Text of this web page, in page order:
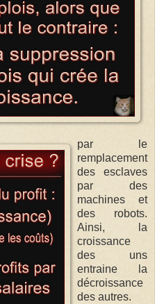
par le
remplacement
des esclaves
par des
machines et
des robots.
Ainsi, la
croissance
des uns
entraine la
décroissance
des autres.